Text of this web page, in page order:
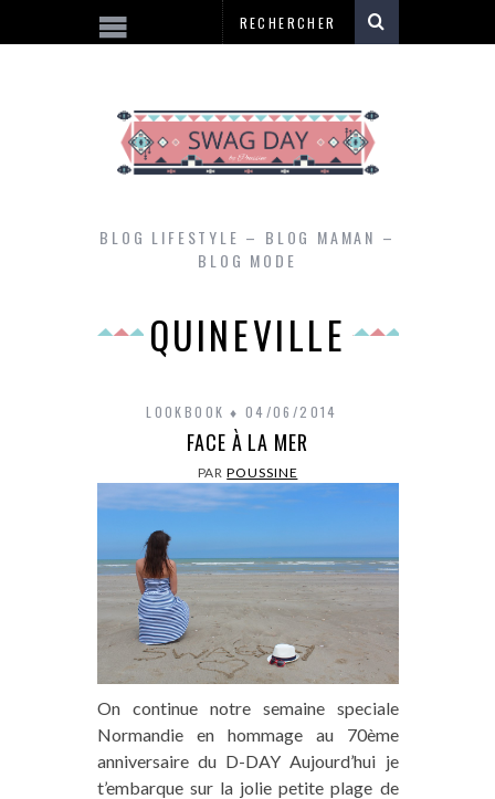
BLOG LIFESTYLE – BLOG MAMAN –
BLOG MODE
QUINEVILLE
LOOKBOOK 04/06/2014
FACE À LA MER
PARPOUSSINE
On continue notre semaine speciale
Normandie en hommage au 70ème
anniversaire du D-DAY Aujourd’hui je
t’embarque sur la jolie petite plage de